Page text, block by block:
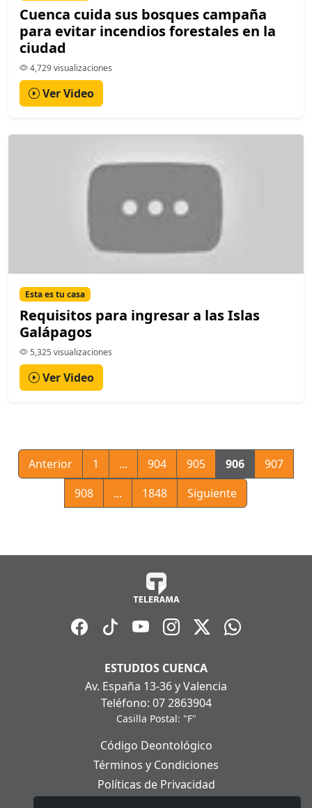
Cuenca cuida sus bosques campaña
para evitar incendios forestales en la
ciudad
4,729 visualizaciones
Ver Video
Esta es tu casa
Requisitos para ingresar a las Islas
Galápagos
5,325 visualizaciones
Ver Video
Anterior 1 ... 904 905 906
907
908
... 1848 Siguiente
ESTUDIOS CUENCA
Av. España 13-36 y Valencia
Teléfono: 07 2863904
Casilla Postal: "F"
Código Deontológico
Términos y Condiciones
Políticas de Privacidad